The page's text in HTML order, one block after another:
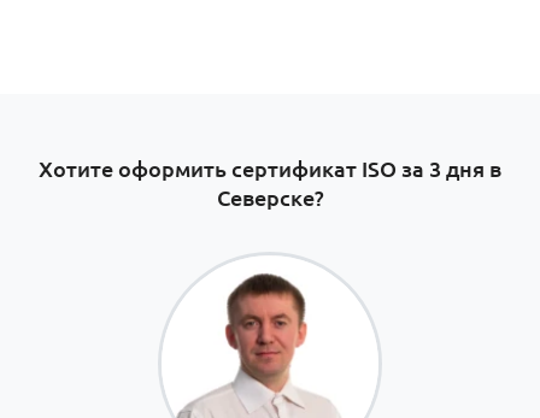
Хотите оформить сертификат ISO за 3 дня в
Северске?